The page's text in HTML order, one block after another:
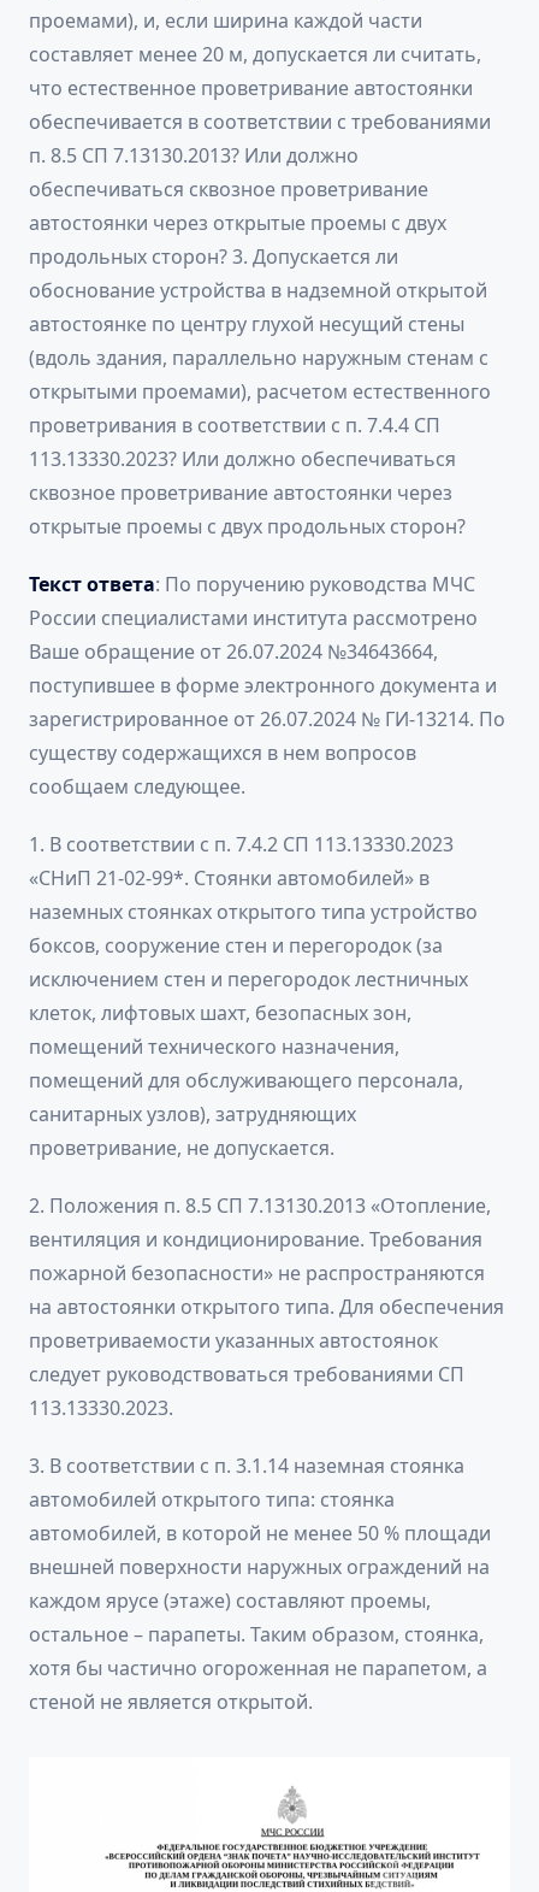
проемами), и, если ширина каждой части
составляет менее 20 м, допускается ли считать,
что естественное проветривание автостоянки
обеспечивается в соответствии с требованиями
п. 8.5 СП 7.13130.2013? Или должно
обеспечиваться сквозное проветривание
автостоянки через открытые проемы с двух
продольных сторон? 3. Допускается ли
обоснование устройства в надземной открытой
автостоянке по центру глухой несущий стены
(вдоль здания, параллельно наружным стенам с
открытыми проемами), расчетом естественного
проветривания в соответствии с п. 7.4.4 СП
113.13330.2023? Или должно обеспечиваться
сквозное проветривание автостоянки через
открытые проемы с двух продольных сторон?
Текст ответа: По поручению руководства МЧС
России специалистами института рассмотрено
Ваше обращение от 26.07.2024 №34643664,
поступившее в форме электронного документа и
зарегистрированное от 26.07.2024 № ГИ-13214. По
существу содержащихся в нем вопросов
сообщаем следующее.
1. В соответствии с п. 7.4.2 СП 113.13330.2023
«СНиП 21-02-99*. Стоянки автомобилей» в
наземных стоянках открытого типа устройство
боксов, сооружение стен и перегородок (за
исключением стен и перегородок лестничных
клеток, лифтовых шахт, безопасных зон,
помещений технического назначения,
помещений для обслуживающего персонала,
санитарных узлов), затрудняющих
проветривание, не допускается.
2. Положения п. 8.5 СП 7.13130.2013 «Отопление,
вентиляция и кондиционирование. Требования
пожарной безопасности» не распространяются
на автостоянки открытого типа. Для обеспечения
проветриваемости указанных автостоянок
следует руководствоваться требованиями СП
113.13330.2023.
3. В соответствии с п. 3.1.14 наземная стоянка
автомобилей открытого типа: стоянка
автомобилей, в которой не менее 50 % площади
внешней поверхности наружных ограждений на
каждом ярусе (этаже) составляют проемы,
остальное – парапеты. Таким образом, стоянка,
хотя бы частично огороженная не парапетом, а
стеной не является открытой.